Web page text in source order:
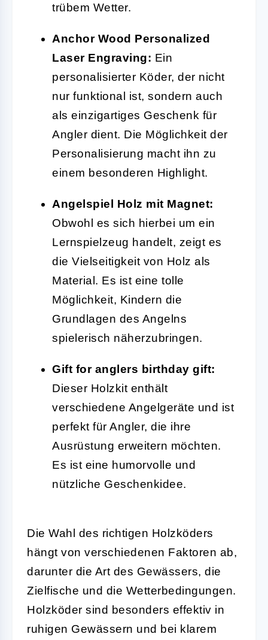
trübem Wetter.
Anchor Wood Personalized
Laser Engraving: Ein
personalisierter Köder, der nicht
nur funktional ist, sondern auch
als einzigartiges Geschenk für
Angler dient. Die Möglichkeit der
Personalisierung macht ihn zu
einem besonderen Highlight.
Angelspiel Holz mit Magnet:
Obwohl es sich hierbei um ein
Lernspielzeug handelt, zeigt es
die Vielseitigkeit von Holz als
Material. Es ist eine tolle
Möglichkeit, Kindern die
Grundlagen des Angelns
spielerisch näherzubringen.
Gift for anglers birthday gift:
Dieser Holzkit enthält
verschiedene Angelgeräte und ist
perfekt für Angler, die ihre
Ausrüstung erweitern möchten.
Es ist eine humorvolle und
nützliche Geschenkidee.
Die Wahl des richtigen Holzköders
hängt von verschiedenen Faktoren ab,
darunter die Art des Gewässers, die
Zielfische und die Wetterbedingungen.
Holzköder sind besonders effektiv in
ruhigen Gewässern und bei klarem